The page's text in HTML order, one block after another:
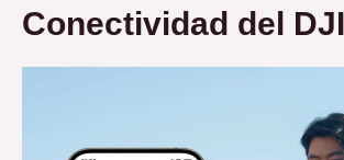
Conectividad del